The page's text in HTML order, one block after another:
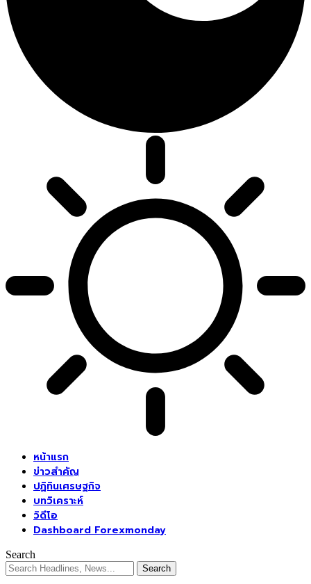
หน้าแรก
ข่าวสำคัญ
ปฏิทินเศรษฐกิจ
บทวิเคราะห์
วิดีโอ
Dashboard Forexmonday
Search